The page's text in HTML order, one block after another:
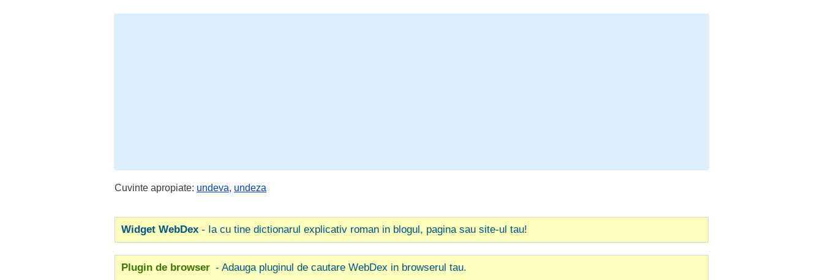
Cuvinte apropiate: undeva, undeza
Widget WebDex - Ia cu tine dictionarul explicativ roman in blogul, pagina sau site-ul tau!
Plugin de browser - Adauga pluginul de cautare WebDex in browserul tau.